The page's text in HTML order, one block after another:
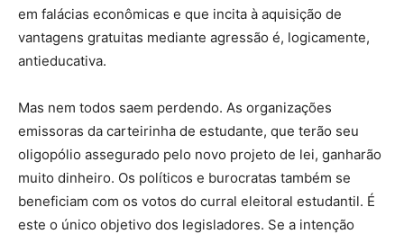
em falácias econômicas e que incita à aquisição de
vantagens gratuitas mediante agressão é, logicamente,
antieducativa.
Mas nem todos saem perdendo. As organizações
emissoras da carteirinha de estudante, que terão seu
oligopólio assegurado pelo novo projeto de lei, ganharão
muito dinheiro. Os políticos e burocratas também se
beneficiam com os votos do curral eleitoral estudantil. É
este o único objetivo dos legisladores. Se a intenção